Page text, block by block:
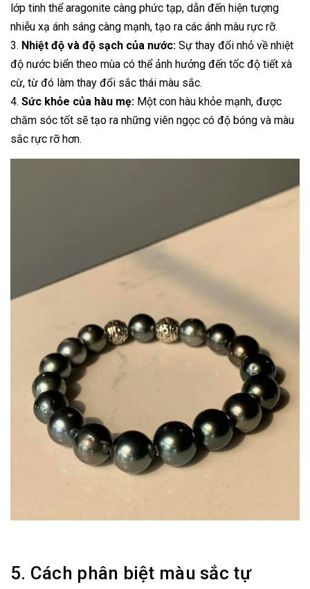
lớp tinh thể aragonite càng phức tạp, dẫn đến hiện tượng
nhiễu xạ ánh sáng càng mạnh, tạo ra các ánh màu rực rỡ.
3. Nhiệt độ và độ sạch của nước: Sự thay đổi nhỏ về nhiệt
độ nước biển theo mùa có thể ảnh hưởng đến tốc độ tiết xà
cừ, từ đó làm thay đổi sắc thái màu sắc.
4. Sức khỏe của hàu mẹ: Một con hàu khỏe mạnh, được
chăm sóc tốt sẽ tạo ra những viên ngọc có độ bóng và màu
sắc rực rỡ hơn.
5. Cách phân biệt màu sắc tự